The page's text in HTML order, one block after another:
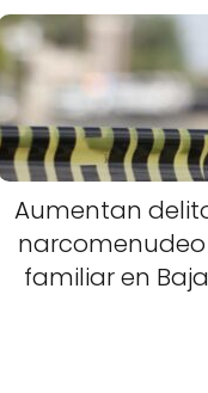
Aumentan
familiar en